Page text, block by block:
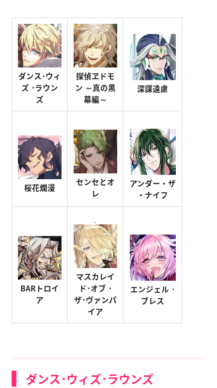
ダンス･ウィ
ズ ･ラウン
ズ
探偵ヱドモ
ン ～真の黒
幕編～
深謀遠慮
桜花爛漫
センセとオ
レ
アンダー・ザ
・ナイフ
BARトロイ
ア
マスカレイ
ド･オブ ･
ザ･ヴァンパ
イア
エンジェル ･
ブレス
ダンス･ウィズ･ラウンズ